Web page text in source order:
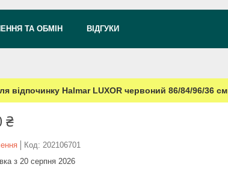
ТА ОБМІН ВІДГУКИ
відпочинку Halmar LUXOR червоний 86/84/96/36 см
₴
Код: 202106701
з 20 серпня 2026